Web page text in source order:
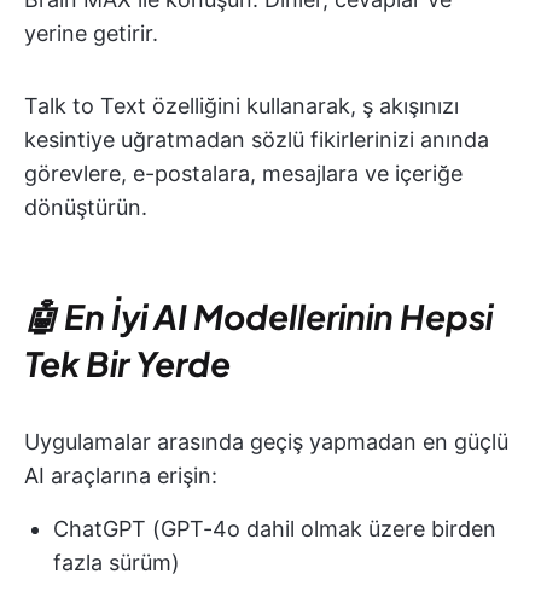
yerine getirir.
Talk to Text özelliğini kullanarak, ş akışınızı
kesintiye uğratmadan sözlü fikirlerinizi anında
görevlere, e-postalara, mesajlara ve içeriğe
dönüştürün.
🤖 En İyi AI Modellerinin Hepsi
Tek Bir Yerde
Uygulamalar arasında geçiş yapmadan en güçlü
AI araçlarına erişin:
ChatGPT (GPT-4o dahil olmak üzere birden
fazla sürüm)